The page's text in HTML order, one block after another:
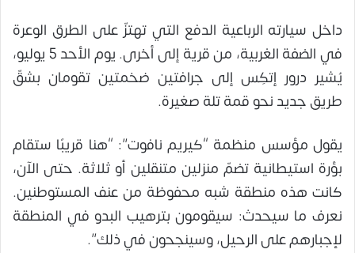
داخل سيارته الرباعية الدفع التي تهتزّ على الطرق الوعرة
في الضفة الغربية، من قرية إلى أخرى. يوم الأحد 5 يوليو،
يُشير درور إتكِس إلى جرافتين ضخمتين تقومان بشقّ
طريق جديد نحو قمة تلة صغيرة.
يقول مؤسس منظمة “كيريم نافوت”: “هنا قريبًا ستقام
بؤرة استيطانية تضمّ منزلين متنقلين أو ثلاثة. حتى الآن،
كانت هذه منطقة شبه محفوظة من عنف المستوطنين.
نعرف ما سيحدث: سيقومون بترهيب البدو في المنطقة
لإجبارهم على الرحيل، وسينجحون في ذلك”.